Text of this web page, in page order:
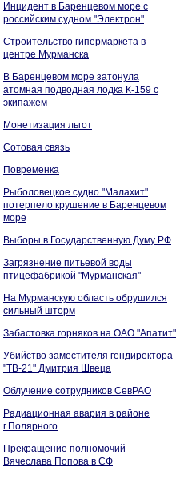
Инцидент в Баренцевом море с
российским судном "Электрон"
Строительство гипермаркета в
центре Мурманска
В Баренцевом море затонула
атомная подводная лодка К-159 с
экипажем
Монетизация льгот
Сотовая связь
Повременка
Рыболовецкое судно "Малахит"
потерпело крушение в Баренцевом
море
Выборы в Государственную Думу РФ
Загрязнение питьевой воды
птицефабрикой "Мурманская"
На Мурманскую область обрушился
сильный шторм
Забастовка горняков на ОАО "Апатит"
Убийство заместителя гендиректора
"ТВ-21" Дмитрия Швеца
Облучение сотрудников СевРАО
Радиационная авария в районе
г.Полярного
Прекращение полномочий
Вячеслава Попова в СФ